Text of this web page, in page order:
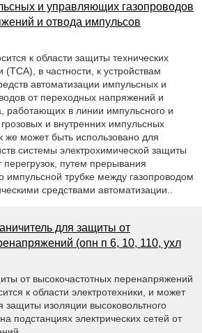
и управляющих газопроводов
и отвода импульсов
к области защиты технических
(ТСА), в частности, к устройствам
автоматизации импульсных и
от переходных напряжений и
работающих в линии импульсного и
и внутренних импульсных
же может быть использовано для
системы электрохимической защиты
путем прерывания
импульсной трубке между газопроводом
средствами автоматизации..
для защиты от
(опн п 6, 10, 110, ухл
от высокочастотных перенапряжений
к области электротехники, и может
защиты изоляции высоковольтного
подстанциях электрических сетей от